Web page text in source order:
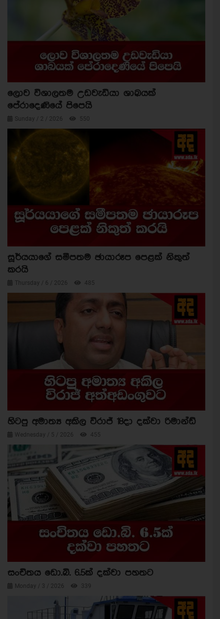
ලොව විශාලතම උඩවැඩියා ශාඛයක්
පේරාදෙණියේ පිපෙයි
Sunday / 2 / 2026 550
සූර්යයාගේ සමීපතම ඡායාරූප පෙළක් නිකුත්
කරයි
Thursday / 6 / 2026 485
හිටපු අමාත්‍ය අකිල විරාජ් 18දා දක්වා රිමාන්ඩ්
Wednesday / 5 / 2026 455
සංචිතය ඩො.බි. 6.5ක් දක්වා පහතට
Monday / 3 / 2026 339